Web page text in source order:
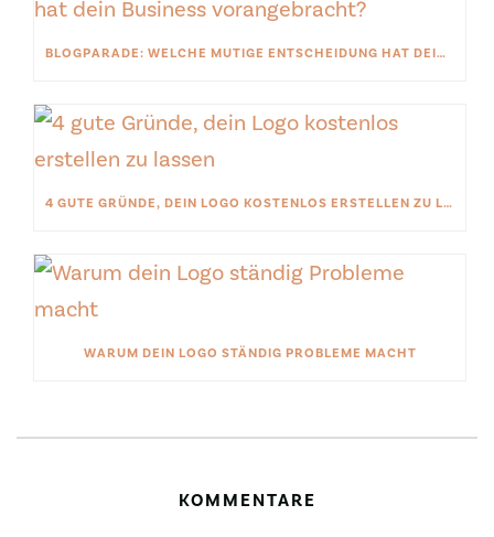
BLOGPARADE: WELCHE MUTIGE ENTSCHEIDUNG HAT DEIN BUSINESS VORANGEBRACHT?
4 GUTE GRÜNDE, DEIN LOGO KOSTENLOS ERSTELLEN ZU LASSEN
WARUM DEIN LOGO STÄNDIG PROBLEME MACHT
KOMMENTARE